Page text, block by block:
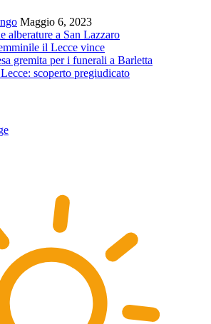
Maggio 6, 2023
alberature a San Lazzaro
il Lecce vince
gremita per i funerali a Barletta
scoperto pregiudicato